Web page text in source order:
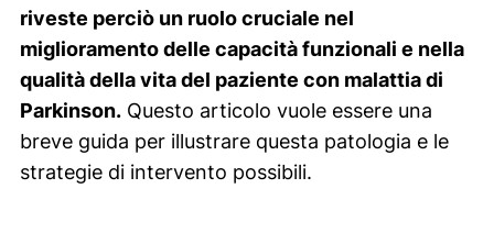
riveste perciò un ruolo cruciale nel
miglioramento delle capacità funzionali e nella
qualità della vita del paziente con malattia di
Parkinson.Questo articolo vuole essere una
breve guida per illustrare questa patologia e le
strategie di intervento possibili.